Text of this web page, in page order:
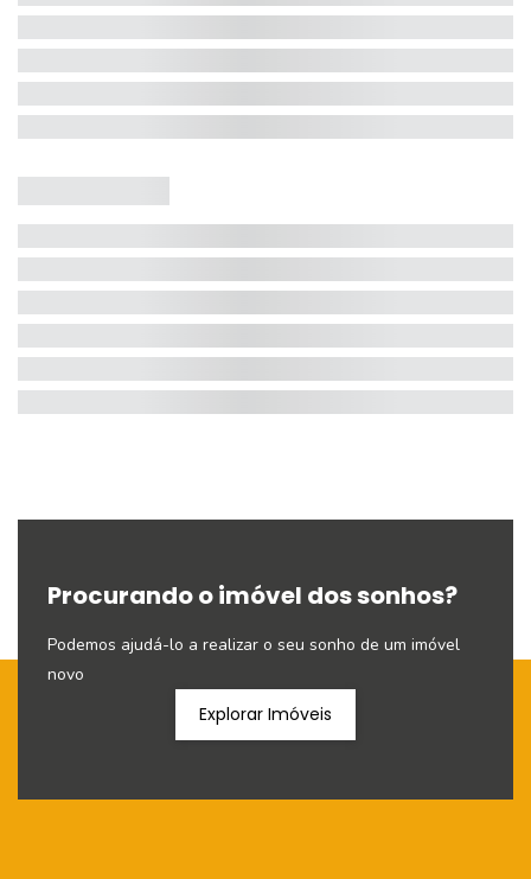
Procurando o imóvel dos sonhos?
Podemos ajudá-lo a realizar o seu sonho de um imóvel
novo
Explorar Imóveis